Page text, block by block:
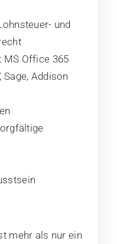
und
MS Office 365
Sage, Addison
mehr als nur ein